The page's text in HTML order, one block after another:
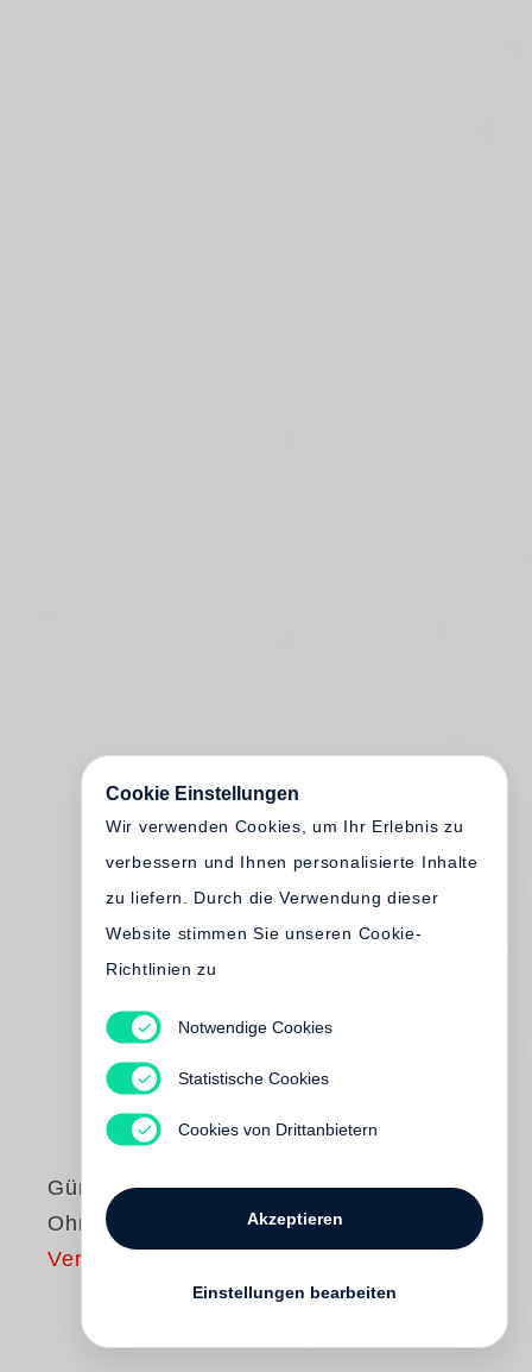
Günter Grass
Ohne Stimme
Vergriffen
Cookie Einstellungen
Wir verwenden Cookies, um Ihr Erlebnis zu
verbessern und Ihnen personalisierte Inhalte
zu liefern. Durch die Verwendung dieser
Website stimmen Sie unseren Cookie-
Richtlinien zu
Notwendige Cookies
Statistische Cookies
Cookies von Drittanbietern
Akzeptieren
Einstellungen bearbeiten